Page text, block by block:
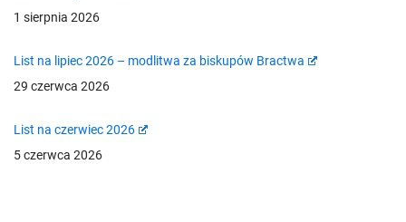
1 sierpnia 2026
List na lipiec 2026 – modlitwa za biskupów Bractwa
29 czerwca 2026
List na czerwiec 2026
5 czerwca 2026